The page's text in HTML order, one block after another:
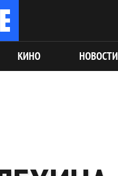
КИНО НОВОСТИ